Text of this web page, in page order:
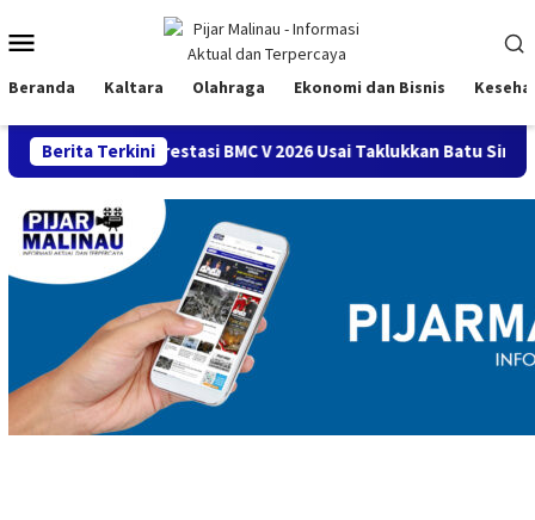
ke
Mobile
Beranda Kaltara Olahraga Ekonomi dan Bisnis
Berita Terkini
Prestasi BMC V 2026 Usai Taklukkan Batu Singai FC 2-1